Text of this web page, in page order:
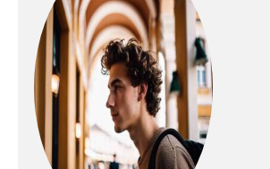
hardshell
froissent
tissu lisse et
la veste
Silence
aussi
possible.
ÉCLAIR